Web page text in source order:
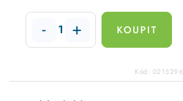
Kód: 0215296